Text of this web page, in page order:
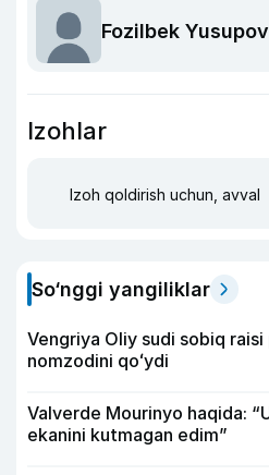
Fozilbek Yusupov
Izohlar
Izoh qoldirish uchun, avval
So‘nggi yangiliklar
Vengriya Oliy sudi sobiq
nomzodini qoʻydi
Valverde Mourinyo haqida:
ekanini kutmagan edim”